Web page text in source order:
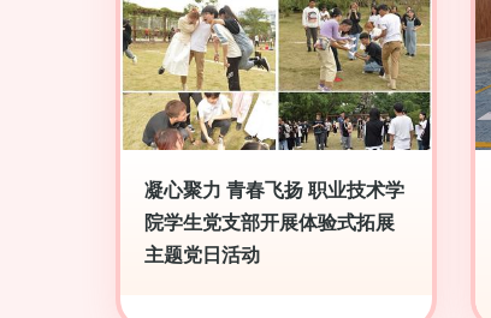
凝心聚力 青春飞扬 职业技术学
院学生党支部开展体验式拓展
主题党日活动